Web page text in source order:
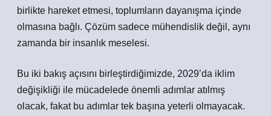
birlikte hareket etmesi, toplumların dayanışma içinde
olmasına bağlı. Çözüm sadece mühendislik değil, aynı
zamanda bir insanlık meselesi.
Bu iki bakış açısını birleştirdiğimizde, 2029’da iklim
değişikliği ile mücadelede önemli adımlar atılmış
olacak, fakat bu adımlar tek başına yeterli olmayacak.